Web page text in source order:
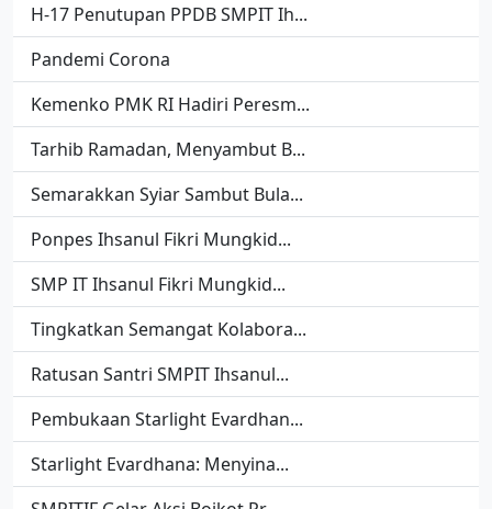
H-17 Penutupan PPDB SMPIT Ih...
Pandemi Corona
Kemenko PMK RI Hadiri Peresm...
Tarhib Ramadan, Menyambut B...
Semarakkan Syiar Sambut Bula...
Ponpes Ihsanul Fikri Mungkid...
SMP IT Ihsanul Fikri Mungkid...
Tingkatkan Semangat Kolabora...
Ratusan Santri SMPIT Ihsanul...
Pembukaan Starlight Evardhan...
Starlight Evardhana: Menyina...